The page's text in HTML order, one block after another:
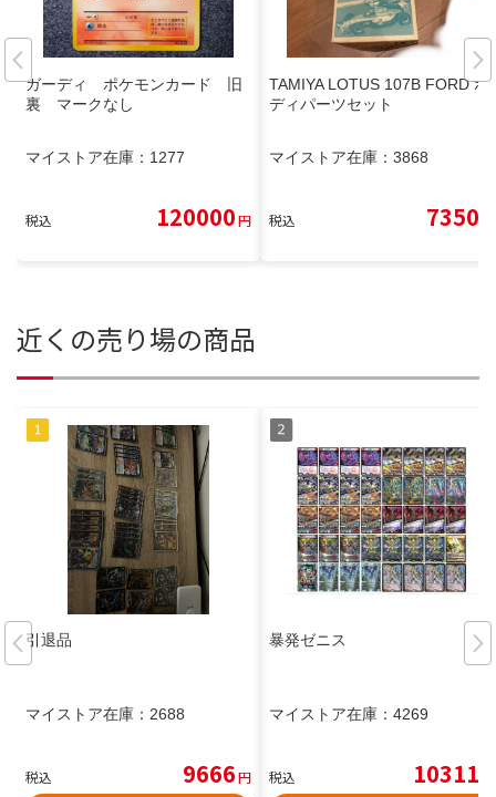
ガーディ ポケモンカード 旧
裏 マークなし
マイストア在庫： 1277
税込 120000円
TAMIYA LOTUS 107B FORD ボ
ディパーツセット
マイストア在庫： 3868
税込 7350
近くの売り場の商品
引退品
マイストア在庫： 2688
税込 9666円
暴発ゼニス
マイストア在庫： 4269
税込 10311